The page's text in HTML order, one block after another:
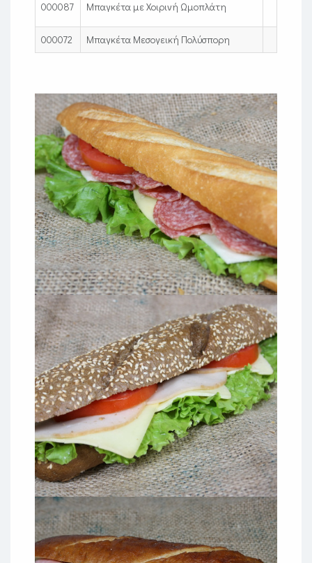
000087
Μπαγκέτα με Χοιρινή Ωμοπλάτη
000072 Μπαγκέτα Μεσογεική Πολύσπορη